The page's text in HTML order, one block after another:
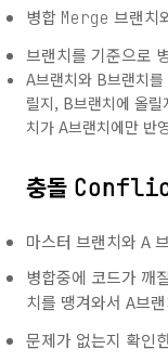
병합 Merge 브랜치
브랜치를 기준으로
A브랜치와 B브랜치
릴지, B브랜치에 올
치가 A브랜치에만 반
충돌
마스터 브랜치와 A
병합중에 코드가 깨
치를 땡겨와서 A브
문제가 없는지 확인